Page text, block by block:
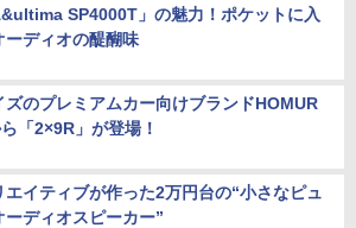
SP4000T」の魅力！ポケットに入
ーディオの醍醐味
ズのプレミアムカー向けブランドHOMUR
「2×9R」が登場！
エイティブが作った2万円台の“小さなピュ
ーディオスピーカー”